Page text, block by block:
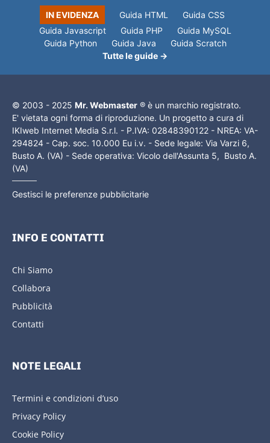
IN EVIDENZA Guida HTML
Guida CSS
Guida Javascript
Guida PHP
Guida MySQL
Guida Python
Guida Java
Guida Scratch
Tutte le guide →
© 2003 - 2025 Mr. Webmaster ® è un marchio registrato.
E' vietata ogni forma di riproduzione. Un progetto a cura di
IKIweb Internet Media S.r.l. - P.IVA: 02848390122 - NREA: VA-
294824 - Cap. soc. 10.000 Eu i.v. - Sede legale: Via Varzi 6,
Busto A. (VA) - Sede operativa: Vicolo dell'Assunta 5, Busto A.
(VA)
Gestisci le preferenze pubblicitarie
INFO E CONTATTI
Chi Siamo
Collabora
Pubblicità
Contatti
NOTE LEGALI
Termini e condizioni d’uso
Privacy Policy
Cookie Policy